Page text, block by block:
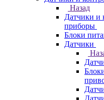
Назад
Датчики и
приборы
Блоки
Датчики